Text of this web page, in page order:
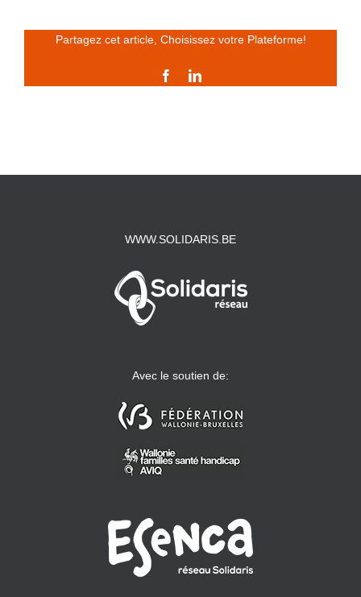
Partagez cet article, Choisissez votre Plateforme!
FacebookLinkedIn
WWW.SOLIDARIS.BE
Avec le soutien de: